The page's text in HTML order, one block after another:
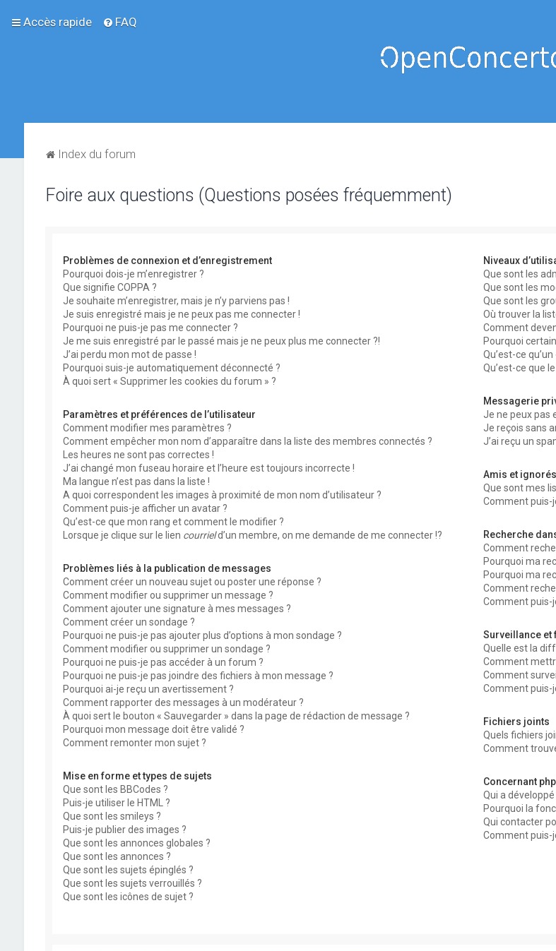
Accès rapide FAQ
Index du forum
Foire aux questions (Questions posées fréquemment)
Problèmes de connexion et d’enregistrement
Pourquoi dois-je m’enregistrer ?
Que signifie COPPA ?
Je souhaite m’enregistrer, mais je n’y parviens pas !
Je suis enregistré mais je ne peux pas me connecter !
Pourquoi ne puis-je pas me connecter ?
Je me suis enregistré par le passé mais je ne peux plus me connecter ?!
J’ai perdu mon mot de passe !
Pourquoi suis-je automatiquement déconnecté ?
À quoi sert « Supprimer les cookies du forum » ?
Paramètres et préférences de l’utilisateur
Comment modifier mes paramètres ?
Comment empêcher mon nom d’apparaître dans la liste des membres connectés ?
Les heures ne sont pas correctes !
J’ai changé mon fuseau horaire et l’heure est toujours incorrecte !
Ma langue n’est pas dans la liste !
A quoi correspondent les images à proximité de mon nom d’utilisateur ?
Comment puis-je afficher un avatar ?
Qu’est-ce que mon rang et comment le modifier ?
Lorsque je clique sur le lien courrield’un membre, on me demande de me connecter !?
Problèmes liés à la publication de messages
Comment créer un nouveau sujet ou poster une réponse ?
Comment modifier ou supprimer un message ?
Comment ajouter une signature à mes messages ?
Comment créer un sondage ?
Pourquoi ne puis-je pas ajouter plus d’options à mon sondage ?
Comment modifier ou supprimer un sondage ?
Pourquoi ne puis-je pas accéder à un forum ?
Pourquoi ne puis-je pas joindre des fichiers à mon message ?
Pourquoi ai-je reçu un avertissement ?
Comment rapporter des messages à un modérateur ?
À quoi sert le bouton « Sauvegarder » dans la page de rédaction de message ?
Pourquoi mon message doit être validé ?
Comment remonter mon sujet ?
Mise en forme et types de sujets
Que sont les BBCodes ?
Puis-je utiliser le HTML ?
Que sont les smileys ?
Puis-je publier des images ?
Que sont les annonces globales ?
Que sont les annonces ?
Que sont les sujets épinglés ?
Que sont les sujets verrouillés ?
Que sont les icônes de sujet ?
Niveaux
Que sont les
Que sont les
Que sont les
Où trouver la
Comment
Pourquoi
Qu’est-ce
Qu’est-ce que
Messagerie
Je ne peux pas
Je reçois sans
J’ai reçu un
Amis et ignorés
Que sont mes
Comment puis-
Recherche
Comment
Pourquoi ma
Pourquoi ma
Comment
Comment puis-
Surveillance et
Quelle est la
Comment
Comment
Comment puis-
Fichiers joints
Quels fichiers
Comment
Concernant
Qui a
Pourquoi la
Qui contacter
Comment puis-